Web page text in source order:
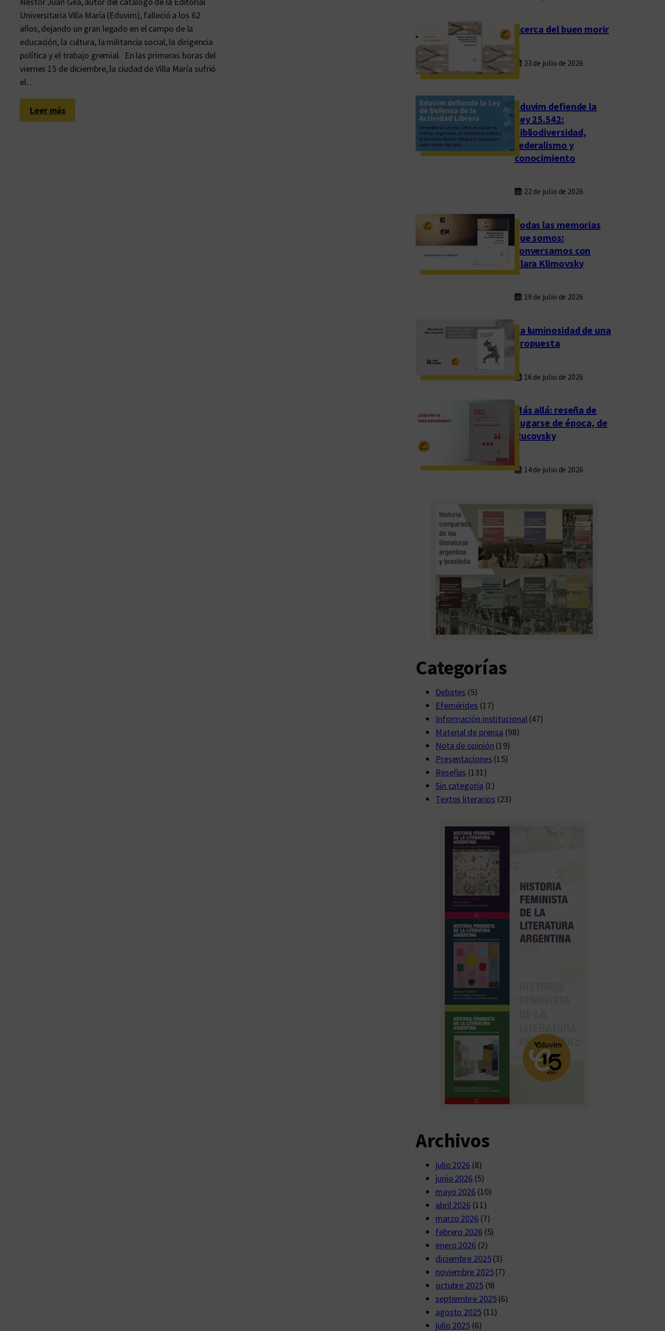
Universitaria Villa María (Eduvim), falleció a los 62
años, dejando un gran legado en el campo de la
educación, la cultura, la militancia social, la dirigencia
política y el trabajo gremial. En las primeras horas del
viernes 15 de diciembre, la ciudad de Villa María sufrió
el…
Leer más:
A
Acerca del buen morir
23 de julio de 2026
Eduvim defiende la
Ley 25.542:
bibliodiversidad,
federalismo y
conocimiento
22 de julio de 2026
Todas las memorias
que somos:
conversamos con
Clara Klimovsky
19 de julio de 2026
La luminosidad de una
propuesta
16 de julio de 2026
Más allá: reseña de
Fugarse de época, de
Rucovsky
14 de julio de 2026
Categorías
Debates (5)
Efemérides (17)
Información institucional(47)
Material de prensa (98)
Nota de opinión (19)
Presentaciones (15)
Reseñas (131)
Sin categoría (1)
Textos literarios (23)
Archivos
julio 2026(8)
junio 2026(5)
mayo 2026 (10)
abril 2026(11)
marzo 2026(7)
febrero 2026(5)
enero 2026(2)
diciembre 2025(3)
noviembre 2025(7)
octubre 2025(9)
septiembre 2025(6)
agosto 2025(11)
julio 2025(6)